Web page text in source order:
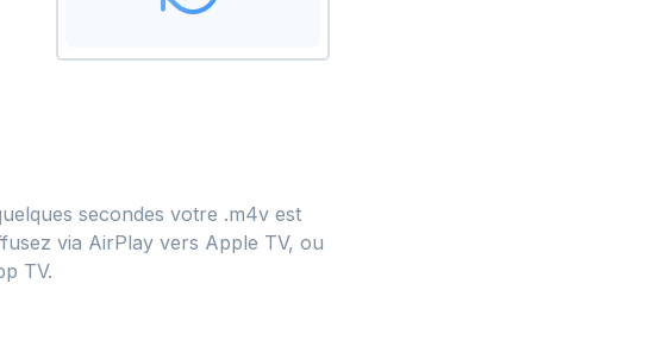
secondes votre .m4v est
via AirPlay vers Apple TV, ou
TV.